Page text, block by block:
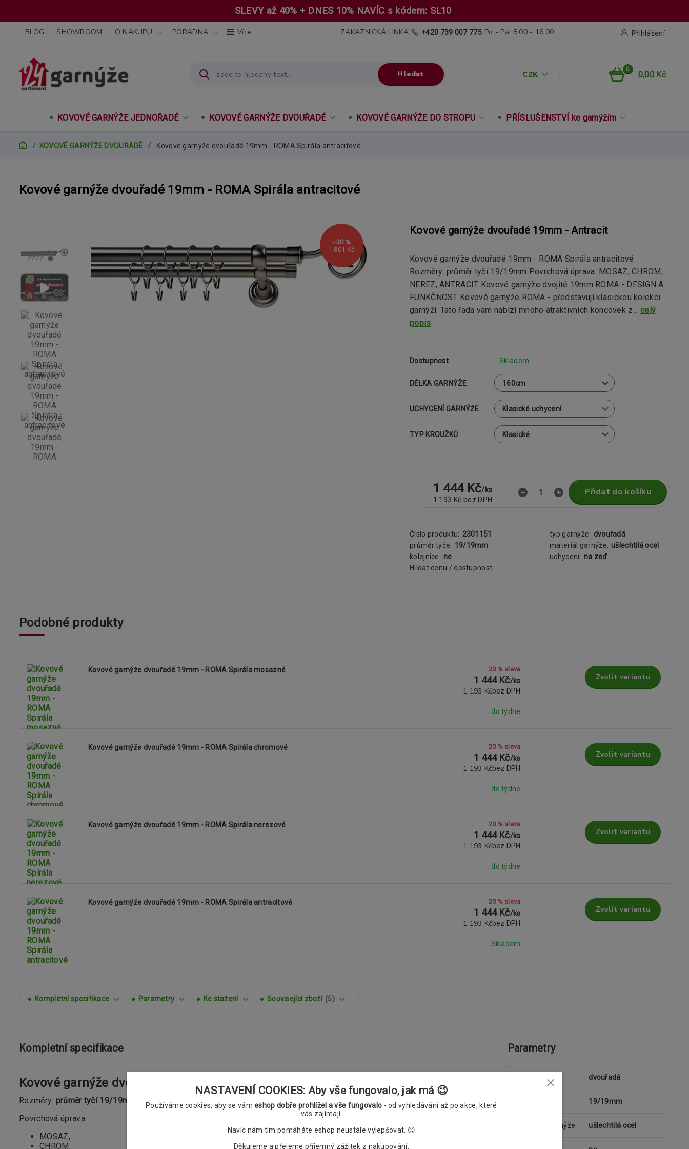
SLEVY až 40% + DNES 10% NAVÍC s kódem: SL10
BLOG SHOWROOM O NÁKUPU PORADNA Více
CZK
Přihlášení
Hledat
ZÁKAZNICKÁ LINKA +420 739 007 775 Po - Pá: 8:00 - 16:00
0
0,00 Kč
KOVOVÉ GARNÝŽE JEDNOŘADÉ KOVOVÉ GARNÝŽE DVOUŘADÉ KOVOVÉ GARNÝŽE DO STROPU PŘÍSLUŠENSTVÍ ke garnýžím
KOVOVÉ GARNÝŽE DVOUŘADÉ Kovové garnýže dvouřadé 19mm - ROMA Spirála antracitové
Kovové garnýže dvouřadé 19mm - ROMA Spirála antracitové
1 801 Kč
- 20 %
Kovové garnýže dvouřadé 19mm - Antracit
Kovové garnýže dvouřadé 19mm - ROMA Spirála antracitové
Rozměry: průměr tyčí 19/19mm Povrchová úprava: MOSAZ, CHROM,
NEREZ, ANTRACIT Kovové garnýže dvojité 19mm ROMA - DESIGN A
FUNKČNOST Kovové garnýže ROMA - představují klasickou kolekci
garnýží. Tato řada vám nabízí mnoho atraktivních koncovek z... celý
popis
Dostupnost Skladem
DÉLKA GARNÝŽE
UCHYCENÍ GARNÝŽE
TYP KROUŽKŮ
1 444 Kč/ks
1 193 Kč bez DPH
Přidat do košíku
Číslo produktu: 2301151 typ garnýže: dvouřadá
průměr tyče: 19/19mm materiál garnýže: ušlechtilá ocel
kolejnice: ne uchycení: na zeď
Hlídat cenu / dostupnost
Podobné produkty
Kovové garnýže dvouřadé 19mm - ROMA Spirála mosazné 20 % sleva
1 444 Kč/ks
1 193 Kčbez DPH
do týdne
Zvolit variantu
Kovové garnýže dvouřadé 19mm - ROMA Spirála chromové 20 % sleva
1 444 Kč/ks
1 193 Kčbez DPH
do týdne
Zvolit variantu
Kovové garnýže dvouřadé 19mm - ROMA Spirála nerezové 20 % sleva
1 444 Kč/ks
1 193 Kčbez DPH
do týdne
Zvolit variantu
Kovové garnýže dvouřadé 19mm - ROMA Spirála antracitové 20 % sleva
1 444 Kč/ks
1 193 Kčbez DPH
Skladem
Zvolit variantu
Kompletní specifikace Parametry Ke stažení Související zboží 5
Kompletní specifikace
Kovové garnýže dvouřadé 19mm - ROMA Spirála antracitové
Rozměry: průměr tyčí 19/19mm
Povrchová úprava:
MOSAZ,
CHROM,
Parametry
dvouřadá
19/19mm
materiál garnýže ušlechtilá ocel
NASTAVENÍ COOKIES: Aby vše fungovalo, jak má 😉
Používáme cookies, aby se vámeshop dobře prohlížel a vše fungovalo - od vyhledávání až po akce, které
vás zajímají.
Navíc nám tím pomáháte eshop neustále vylepšovat. 😊
Děkujeme a přejeme příjemný zážitek z nakupování.